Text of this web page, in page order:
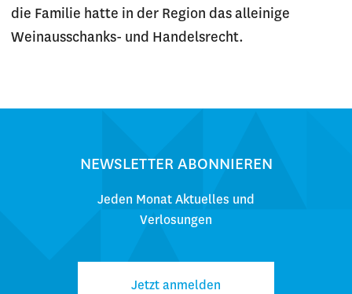
die Familie hatte in der Region das alleinige
Weinausschanks- und Handelsrecht.
NEWSLETTER ABONNIEREN
Jeden Monat Aktuelles und
Verlosungen
Jetzt anmelden